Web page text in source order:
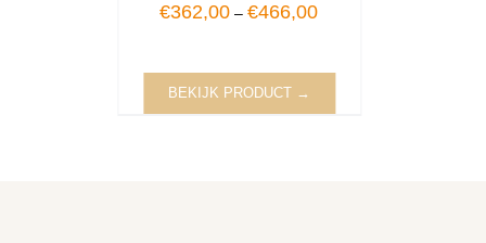
€362,00 –€466,00
BEKIJK PRODUCT →